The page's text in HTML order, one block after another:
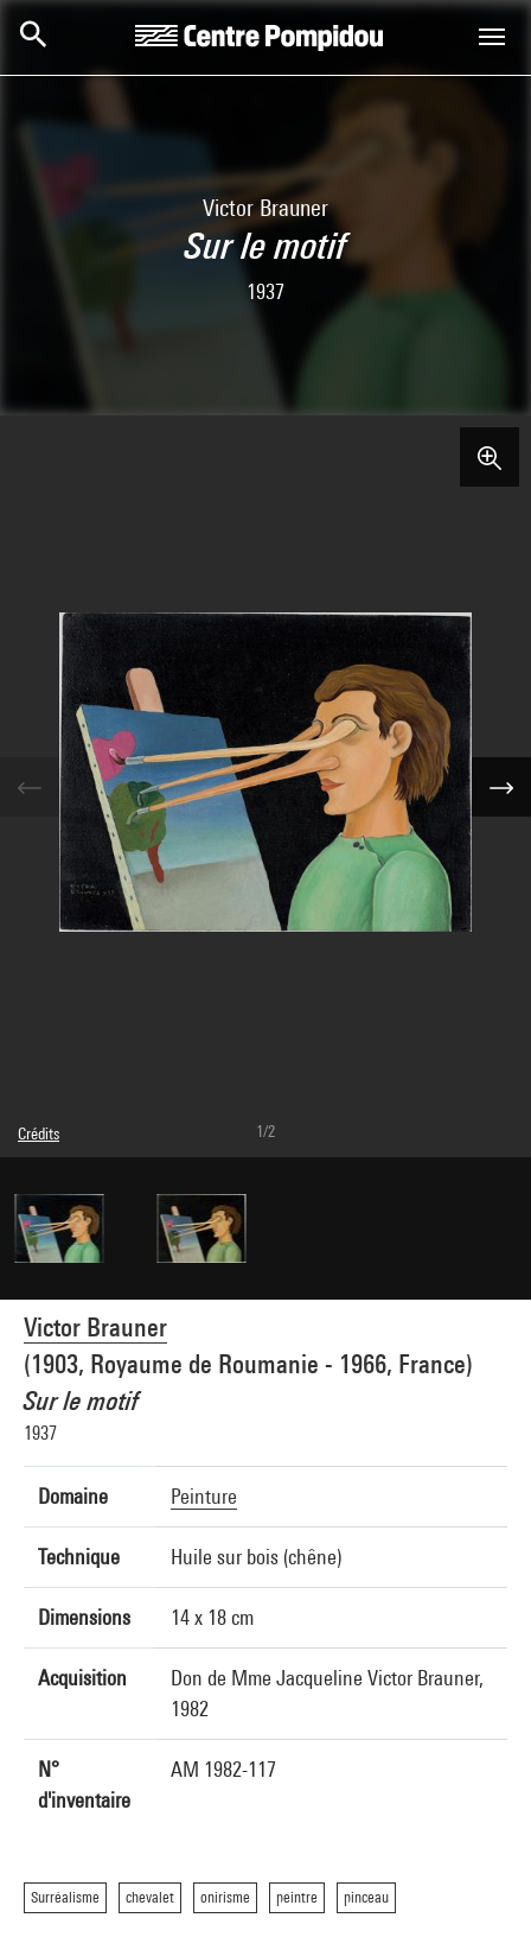
Victor Brauner
Sur le motif
1937
Victor Brauner
(1903, Royaume de Roumanie - 1966, France)
Sur le motif
1937
Domaine Peinture
Technique Huile sur bois (chêne)
Dimensions 14 x 18 cm
Acquisition
Don de Mme Jacqueline Victor Brauner,
1982
N°
d'inventaire
AM 1982-117
Surréalisme chevalet onirisme peintre pinceau
Crédits
© Adagp, Paris
GrandPalaisRmn
Réf. image : 4Y07280
Diffusion image :
GrandPalaisRmnPhoto
1/2